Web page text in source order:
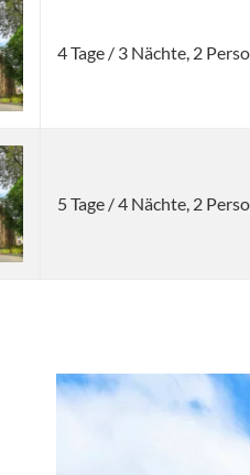
4 Tage / 3 Nächte, 2
5 Tage / 4 Nächte, 2